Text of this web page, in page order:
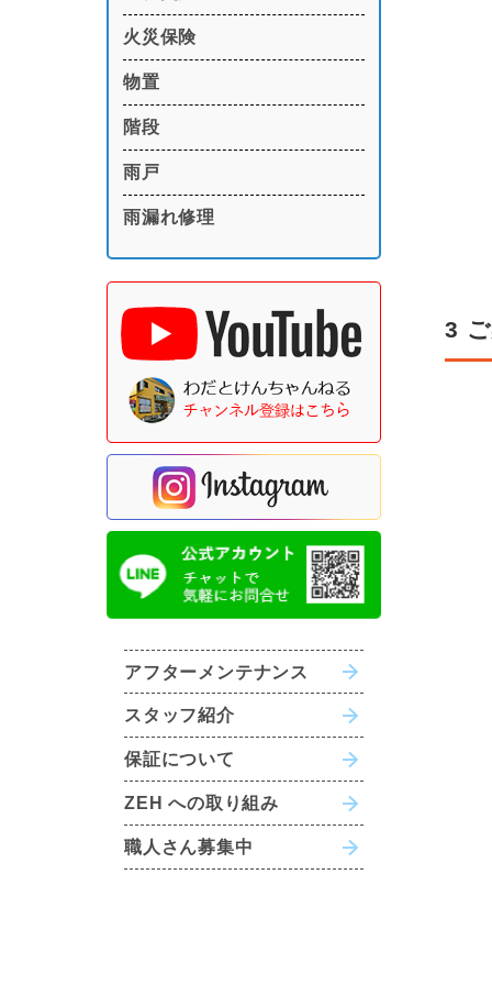
火災保険
物置
階段
雨戸
雨漏れ修理
アフターメンテナンス
スタッフ紹介
保証について
ZEH への取り組み
職人さん募集中
3